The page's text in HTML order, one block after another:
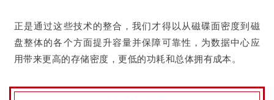
正是通过这些技术的整合，我们才得以从磁碟面密度到磁
盘整体的各个方面提升容量并保障可靠性，为数据中心应
用带来更高的存储密度，更低的功耗和总体拥有成本。